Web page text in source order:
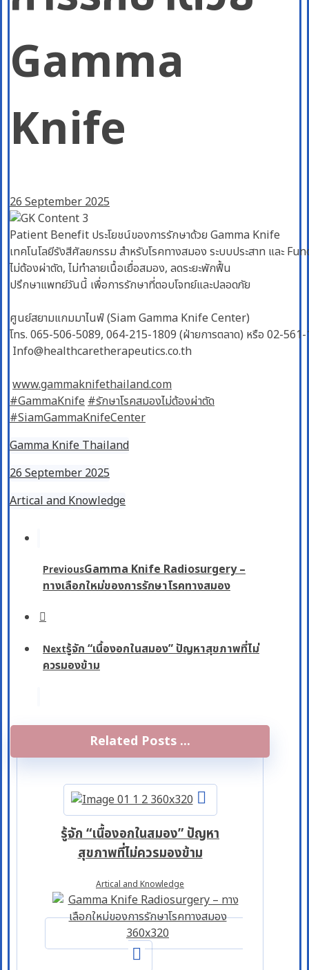
Gamma
Knife
26 September 2025
Patient Benefit ประโยชน์ของการรักษาด้วย Gamma Knife
เทคโนโลยีรังสีศัลยกรรม สำหรับโรคทางสมอง ระบบประสาท และ
ไม่ต้องผ่าตัด, ไม่ทำลายเนื้อเยื่อสมอง, ลดระยะพักฟื้น
ปรึกษาแพทย์วันนี้ เพื่อการรักษาที่ตอบโจทย์และปลอดภัย
ศูนย์สยามแกมมาไนฟ์ (Siam Gamma Knife Center)
โทร. 065-506-5089, 064-215-1809 (ฝ่ายการตลาด) หรือ 02-
Info@healthcaretherapeutics.co.th
www.gammaknifethailand.com
#GammaKnife #รักษาโรคสมองไม่ต้องผ่าตัด
#SiamGammaKnifeCenter
Gamma Knife Thailand
26 September 2025
Artical and Knowledge
PreviousGamma Knife Radiosurgery –
ทางเลือกใหม่ของการรักษาโรคทางสมอง
Nextรู้จัก “เนื้องอกในสมอง” ปัญหาสุขภาพที่ไม่
ควรมองข้าม
Related Posts ...
รู้จัก “เนื้องอกในสมอง” ปัญหา
สุขภาพที่ไม่ควรมองข้าม
Artical and Knowledge